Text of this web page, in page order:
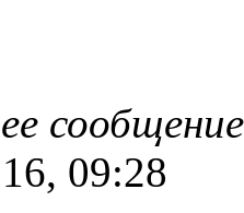
09:28